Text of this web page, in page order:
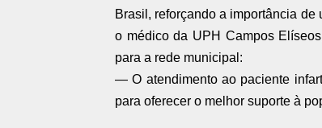
Brasil, reforçando a importância
o médico da UPH Campos
para a rede municipal:
— O atendimento ao paciente
para oferecer o melhor suporte à